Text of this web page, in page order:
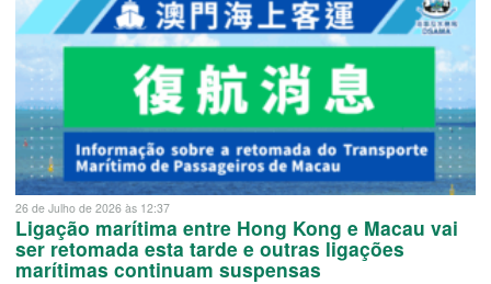
26 de Julho de 2026 às 12:37
Ligação marítima entre Hong Kong e Macau vai
ser retomada esta tarde e outras ligações
marítimas continuam suspensas